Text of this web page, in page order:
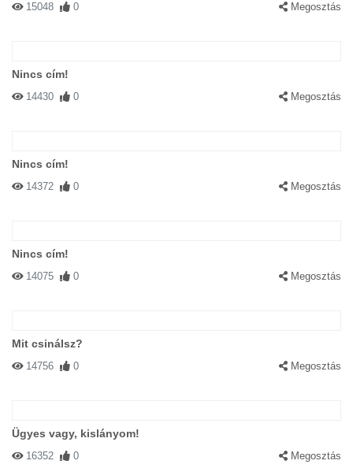
15048 0 Megosztás
Nincs cím!
14430 0 Megosztás
Nincs cím!
14372 0 Megosztás
Nincs cím!
14075 0 Megosztás
Mit csinálsz?
14756 0 Megosztás
Ügyes vagy, kislányom!
16352 0 Megosztás